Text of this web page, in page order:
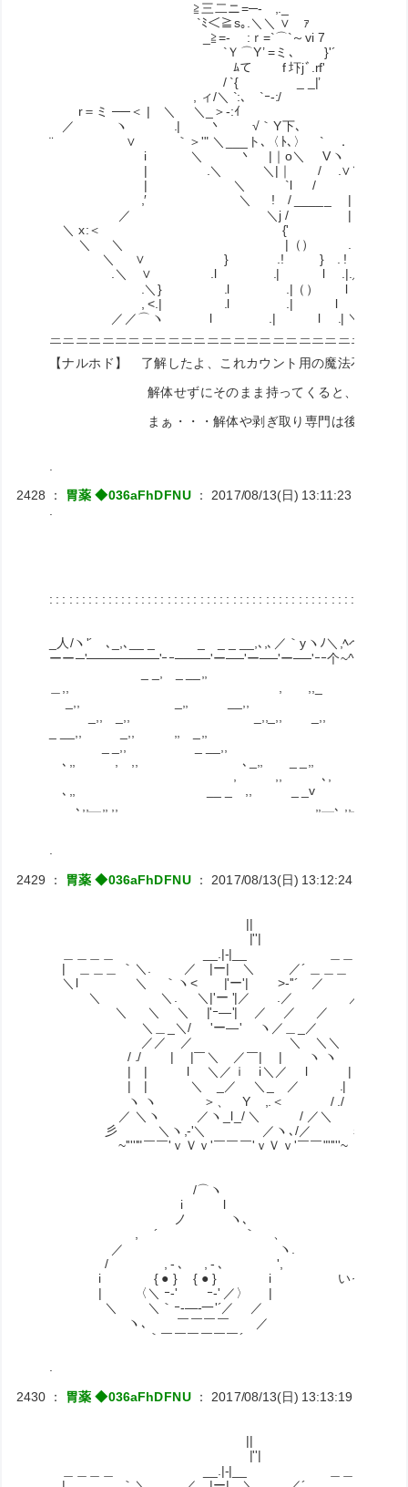
≧三二ニ=─- ,._
`ﾐ＜≧s｡.＼＼ ∨ゝｧ
_≧=- :ｒ=`⌒`～vi 7
`Ｙ⌒Y’ =ミ､ }'´
ﾑて f 圷jﾞ.rf'
/ `{ _ _|’
, ィ/＼ `:､ `ｰ-:/
r＝ミ ──＜ | ＼ ＼_＞-:ｲ
／ ヽ .| 丶 √｀Y下､
¨ ∨ ｀＞'" ＼___ト､〈ﾄ､〉 ` ．
i ＼ 丶 |｜o＼ Vヽ
| .＼ ＼|｜ / .∨＼
| ＼ `l / i .＼
,′ ＼ ! / _____ | .＼
／ ＼j / |
＼ x:＜ {' |
＼ ＼ |（） . ∧ .／
＼ ∨ } .! } . ! ∨
.＼ ∨ .l .| l .|.
.＼} .l .|（） l
, <.| .l .| l .|
／／⌒ヽ l .| l .| ＼ ／
￣￣￣￣￣￣￣￣￣￣￣￣￣￣￣￣￣￣￣￣￣￣￣￣￣￣
【ナルホド】 了解したよ、これカウント用の魔法石ね。
解体せずにそのまま持ってくると、査定に時間
まぁ・・・解体や剥ぎ取り専門は後々考えればい
2428 ： 胃薬 ◆036aFhDFNU ：2017/08/13(日) 13:11:23
: : : : : : : : : : : : : : : : : : : : : : : : : : : : : : : : : : : : : : : : : : : : : : : : : : : : : :
_人/ヽ'´ゝ､_,､__ _ _ _ _ __,､,､／｀yヽﾉ＼,ﾍヘ'ゝ/ゝУヾ
ーー─'────────'ｰｰ────'ー──'ー──'ー──'ｰｰ个~^ｨ~⌒ｨ
_,, _,, _,,_,, _,, _ _
､,, , ,, ､_,, _
, ,, ､, ,,,,
､,, __ _ ,, _ _v ､,, ､
､,,＿,, ,, ,,＿､ ,,＿ ,, ,,
2429 ： 胃薬 ◆036aFhDFNU ： 2017/08/13(日) 13:12:24
||
|''|
＿＿＿＿ __.|‐|__ ＿＿＿＿
| ＿＿＿ ｀＼. ／ |ー| ＼ ／´ ＿＿＿ |
＼l ＼ ｀ヽ< |'ー'| >-''´ ／ ｌ／
＼ ＼. ＼|'ー '|／ .／ ／
＼ ＼ ＼ |'ｰ―'| ／ ／ ／
＼＿_＼/ 'ー―' ヽ／＿_／
／／ ／ ＼ ＼＼
/ ./ | |￣＼ ／￣| | ヽ ヽ あっ、スラ
| | l ＼／ｉ i＼／ l | |
| | ＼ _／ ＼_ ／ .| |
ヽ ヽ ＞、 Y ,.＜ / ./
／ ＼ヽ ／ヽ_l_/ ＼ / ／＼
彡 ＼ヽ,-'＼ ／ヽ､/／ ミ
~'''''"￣￣'ｖＶｖ'￣￣￣'ｖＶｖ'￣￣"'''''~
/⌒ヽ
i l
ノ ヽ､
, ´ ｀ 、
／ ヽ.
/ , - ､ , - ､ ',
i { ● } { ● } i いっかくうさぎさんじゃない
| 〈＼ ｰ‐' ｰ‐' ／〉 |
＼ ＼｀ｰ‐―‐一'´／ ／
ヽ､ ￣￣￣￣ ／
｀￣￣￣￣￣￣´
2430 ： 胃薬 ◆036aFhDFNU ： 2017/08/13(日) 13:13:19
||
|''|
＿＿＿＿ __.|‐|__ ＿＿＿＿